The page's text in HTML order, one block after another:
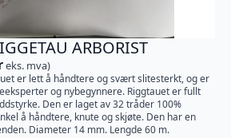
ARBORIST
eks. mva)
er lett å håndtere og svært slitesterkt, og er
og nybegynnere. Riggtauet er fullt
Den er laget av 32 tråder 100%
å håndtere, knute og skjøte. Den har en
Diameter 14 mm. Lengde 60 m.